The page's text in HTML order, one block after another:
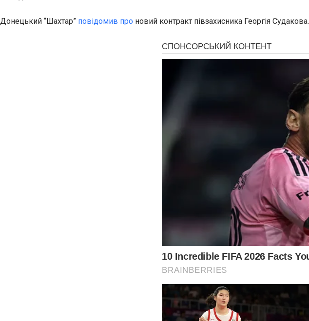
Донецький “Шахтар” повідомив про новий контракт півзахисника Георгія Судакова.